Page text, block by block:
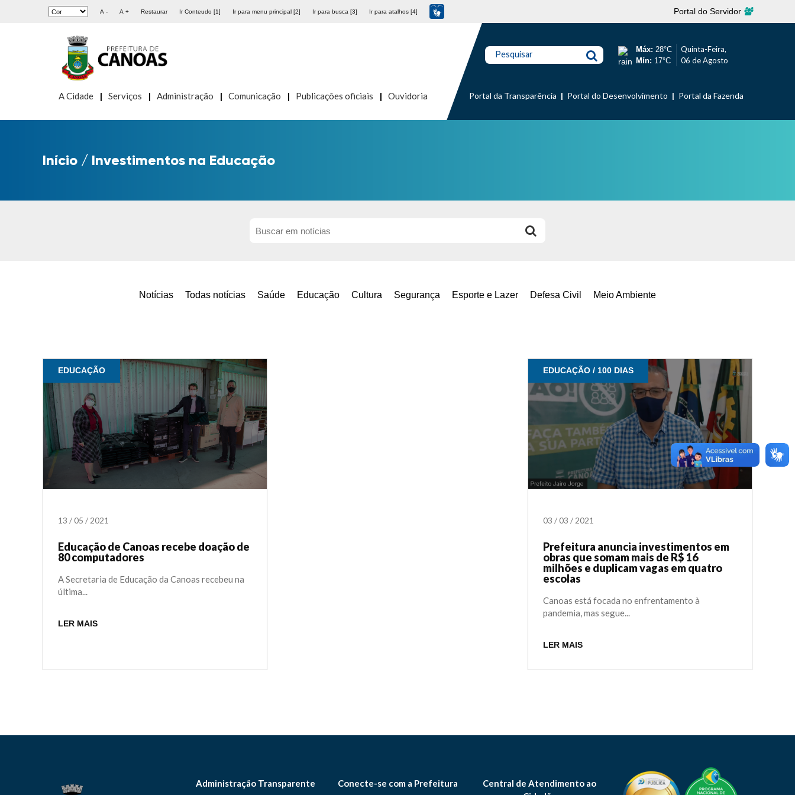
A - A + Restaurar Ir Conteudo [1] Ir para menu principal [2] Ir para busca [3] Ir para atalhos [4] Portal do Servidor
A Cidade Serviços Administração Comunicação Publicações oficiais Ouvidoria
Pesquisar Máx: 28°C
Mín: 17°C
Quinta-Feira,
06 de Agosto
Portal da Transparência Portal do Desenvolvimento Portal da Fazenda
Início / Investimentos na Educação
Notícias Todas notícias Saúde Educação Cultura Segurança Esporte e Lazer Defesa Civil Meio Ambiente
EDUCAÇÃO
13 /05 /2021
Educação de Canoas recebe doação de
80 computadores
A Secretaria de Educação da Canoas recebeu na
última...
LER MAIS
EDUCAÇÃO / 100 DIAS
03 /03 /2021
Prefeitura anuncia investimentos em
obras que somam mais de R$ 16
milhões e duplicam vagas em quatro
escolas
Canoas está focada no enfrentamento à
pandemia, mas segue...
LER MAIS
Administração Transparente Conecte-se com a Prefeitura
Central de Atendimento ao